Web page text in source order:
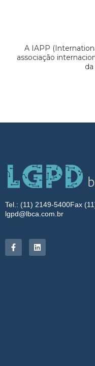
A IAPP
associação
Tel.: (11) 2149-5400Fax
lgpd@lbca.com.br